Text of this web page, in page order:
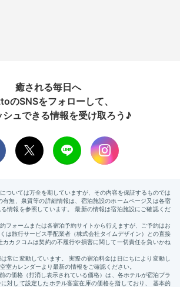
癒される毎日へ
のSNSをフォローして、
シュできる情報を受け取ろう♪